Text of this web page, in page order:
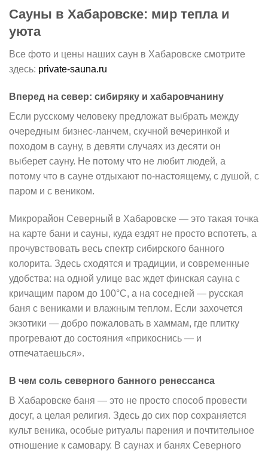
Сауны в Хабаровске: мир тепла и
уюта
Все фото и цены наших саун в Хабаровске смотрите
здесь: private-sauna.ru
Вперед на север: сибиряку и хабаровчанину
Если русскому человеку предложат выбрать между
очередным бизнес-ланчем, скучной вечеринкой и
походом в сауну, в девяти случаях из десяти он
выберет сауну. Не потому что не любит людей, а
потому что в сауне отдыхают по-настоящему, с душой, с
паром и с веником.
Микрорайон Северный в Хабаровске — это такая точка
на карте бани и сауны, куда ездят не просто вспотеть, а
прочувствовать весь спектр сибирского банного
колорита. Здесь сходятся и традиции, и современные
удобства: на одной улице вас ждет финская сауна с
кричащим паром до 100°C, а на соседней — русская
баня с вениками и влажным теплом. Если захочется
экзотики — добро пожаловать в хаммам, где плитку
прогревают до состояния «прикоснись — и
отпечатаешься».
В чем соль северного банного ренессанса
В Хабаровске баня — это не просто способ провести
досуг, а целая религия. Здесь до сих пор сохраняется
культ веника, особые ритуалы парения и почтительное
отношение к самовару. В саунах и банях Северного